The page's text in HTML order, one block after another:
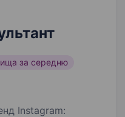
за середню